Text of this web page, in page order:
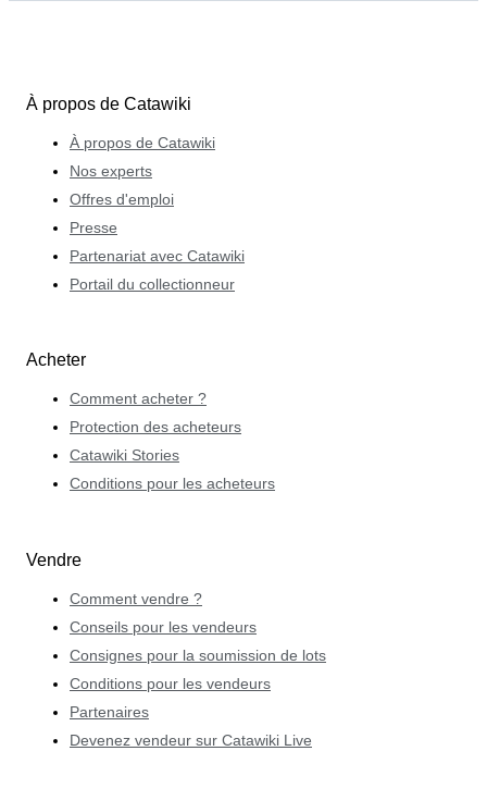
À propos de Catawiki
À propos de Catawiki
Nos experts
Offres d'emploi
Presse
Partenariat avec Catawiki
Portail du collectionneur
Acheter
Comment acheter ?
Protection des acheteurs
Catawiki Stories
Conditions pour les acheteurs
Vendre
Comment vendre ?
Conseils pour les vendeurs
Consignes pour la soumission de lots
Conditions pour les vendeurs
Partenaires
Devenez vendeur sur Catawiki Live